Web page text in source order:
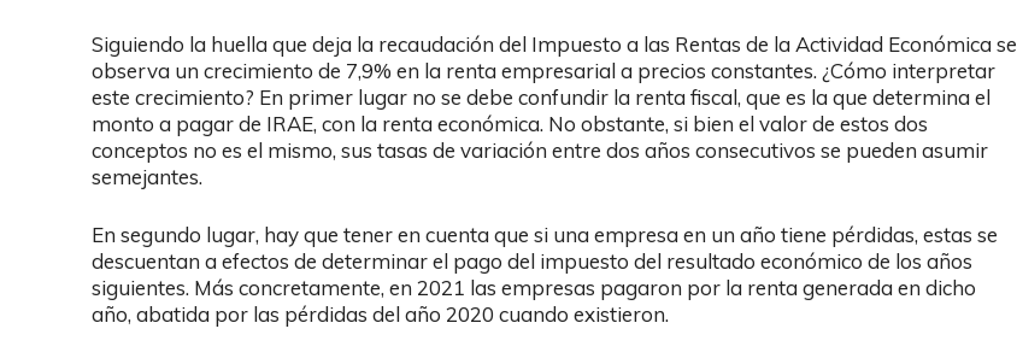
Siguiendo la huella que deja la recaudación del Impuesto a las Rentas de la Actividad Económica se
observa un crecimiento de 7,9% en la renta empresarial a precios constantes. ¿Cómo interpretar
este crecimiento? En primer lugar no se debe confundir la renta fiscal, que es la que determina el
monto a pagar de IRAE, con la renta económica. No obstante, si bien el valor de estos dos
conceptos no es el mismo, sus tasas de variación entre dos años consecutivos se pueden asumir
semejantes.
En segundo lugar, hay que tener en cuenta que si una empresa en un año tiene pérdidas, estas se
descuentan a efectos de determinar el pago del impuesto del resultado económico de los años
siguientes. Más concretamente, en 2021 las empresas pagaron por la renta generada en dicho
año, abatida por las pérdidas del año 2020 cuando existieron.